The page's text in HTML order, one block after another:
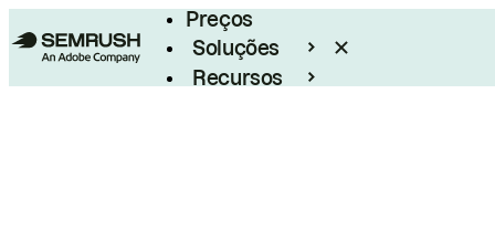
Preços
Soluções
Recursos